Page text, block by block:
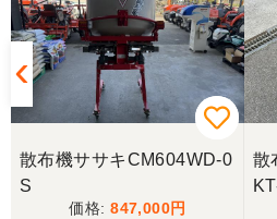
この度無事に稲刈りを行
ンクスさん、ありがとう
散布機ササキCM604WD-0
S
847,000
散